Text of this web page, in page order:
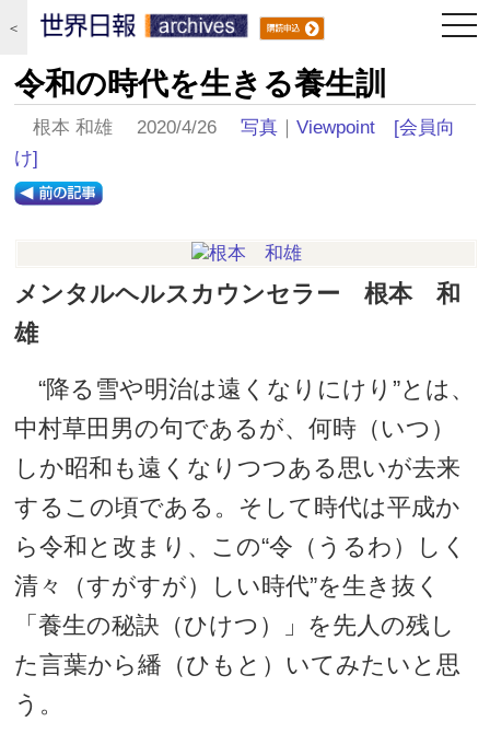
＜
令和の時代を生きる養生訓
根本 和雄 2020/4/26写真 ｜Viewpoint
[会員向
け]
メンタルヘルスカウンセラー 根本 和
雄
“降る雪や明治は遠くなりにけり”とは、
中村草田男の句であるが、何時（いつ）
しか昭和も遠くなりつつある思いが去来
するこの頃である。そして時代は平成か
ら令和と改まり、この“令（うるわ）しく
清々（すがすが）しい時代”を生き抜く
「養生の秘訣（ひけつ）」を先人の残し
た言葉から繙（ひもと）いてみたいと思
う。